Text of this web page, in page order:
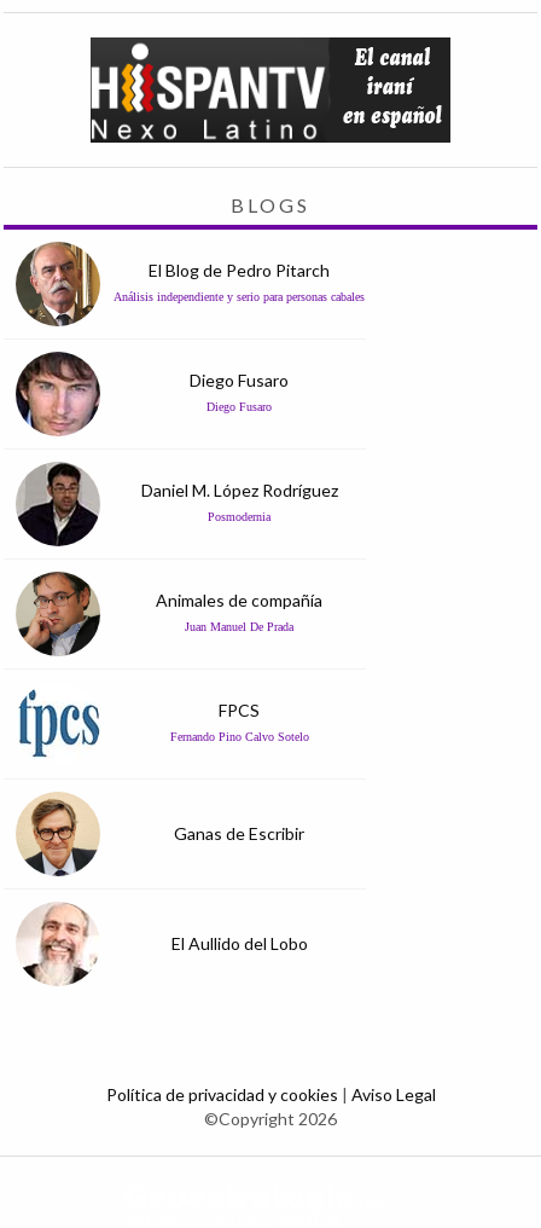
BLOGS
El Blog de Pedro Pitarch
Análisis independiente y serio para personas cabales
Diego Fusaro
Diego Fusaro
Daniel M. López Rodríguez
Posmodernia
Animales de compañía
Juan Manuel De Prada
FPCS
Fernando Pino Calvo Sotelo
Ganas de Escribir
El Aullido del Lobo
Política de privacidad y cookies | Aviso Legal
©Copyright 2026